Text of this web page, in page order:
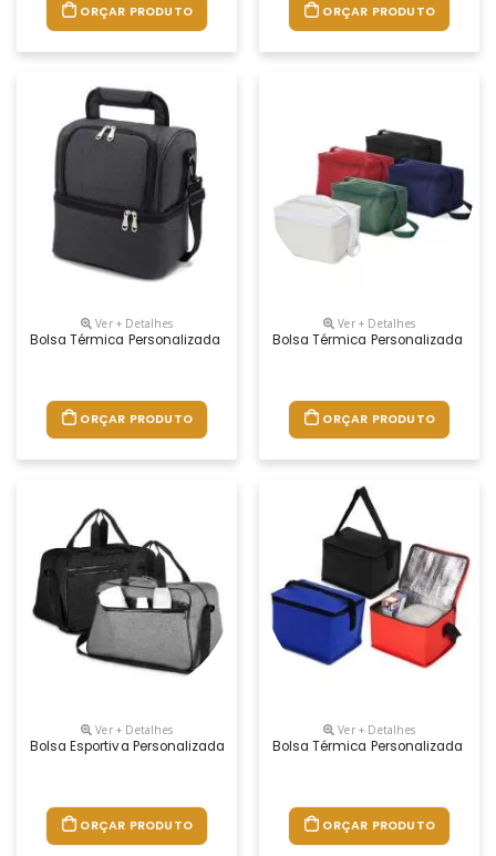
ORÇAR PRODUTO ORÇAR PRODUTO
Ver + Detalhes
Bolsa Térmica Personalizada
ORÇAR PRODUTO
Ver + Detalhes
Bolsa Térmica Personalizada
ORÇAR PRODUTO
Ver + Detalhes
Bolsa Esportiva Personalizada
ORÇAR PRODUTO
Ver + Detalhes
Bolsa Térmica Personalizada
ORÇAR PRODUTO